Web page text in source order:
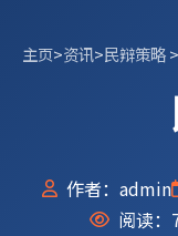
主页>资讯>民辩策略>
作者：admin
阅读：